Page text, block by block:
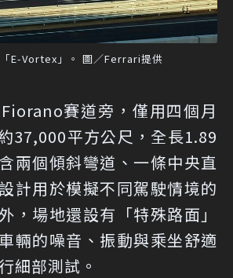
E-Vortex」。 圖／Ferrari提供
賽道旁，僅用四個月
37,000平方公尺，全長1.89
兩個傾斜彎道、一條中央直
計用於模擬不同駕駛情境的
，場地還設有「特殊路面」
輛的噪音、振動與乘坐舒適
細部測試。